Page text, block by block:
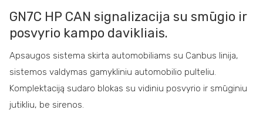
GN7C HP CAN signalizacija su smūgio ir
posvyrio kampo davikliais.
Apsaugos sistema skirta automobiliams su Canbus linija,
sistemos valdymas gamykliniu automobilio pulteliu.
Komplektaciją sudaro blokas su vidiniu posvyrio ir smūginiu
jutikliu, be sirenos.